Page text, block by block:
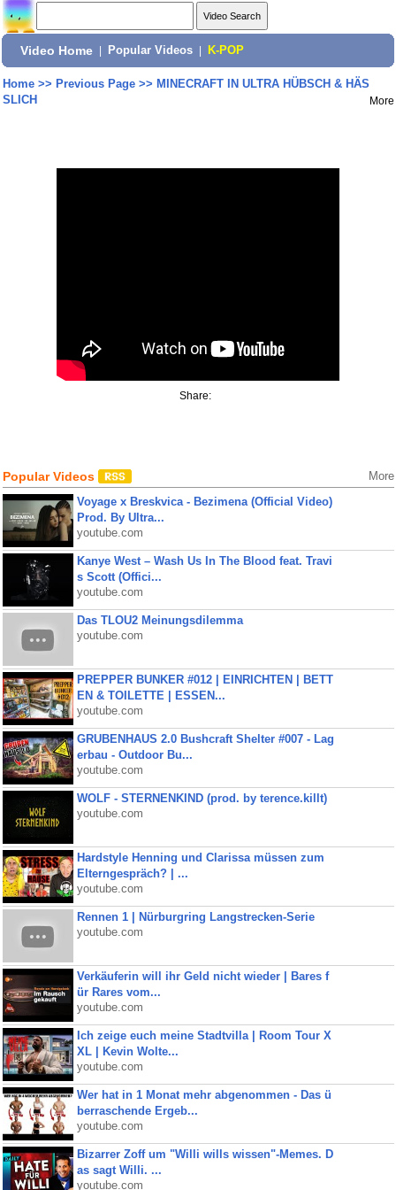
Video Home Popular Videos K-POP
Home>> Previous Page>> MINECRAFT IN ULTRA HÜBSCH & HÄS
SLICH
More
Share:
Popular Videos More
Voyage x Breskvica - Bezimena (Official Video)
Prod. By Ultra...
youtube.com
Kanye West – Wash Us In The Blood feat. Travi
s Scott (Offici...
youtube.com
Das TLOU2 Meinungsdilemma
youtube.com
PREPPER BUNKER #012 | EINRICHTEN | BETT
EN & TOILETTE | ESSEN...
youtube.com
GRUBENHAUS 2.0 Bushcraft Shelter #007 - Lag
erbau - Outdoor Bu...
youtube.com
WOLF - STERNENKIND (prod. by terence.killt)
youtube.com
Hardstyle Henning und Clarissa müssen zum
Elterngespräch? | ...
youtube.com
Rennen 1 | Nürburgring Langstrecken-Serie
youtube.com
Verkäuferin will ihr Geld nicht wieder | Bares f
ür Rares vom...
youtube.com
Ich zeige euch meine Stadtvilla | Room Tour X
XL | Kevin Wolte...
youtube.com
Wer hat in 1 Monat mehr abgenommen - Das ü
berraschende Ergeb...
youtube.com
Bizarrer Zoff um "Willi wills wissen"-Memes. D
as sagt Willi. ...
youtube.com